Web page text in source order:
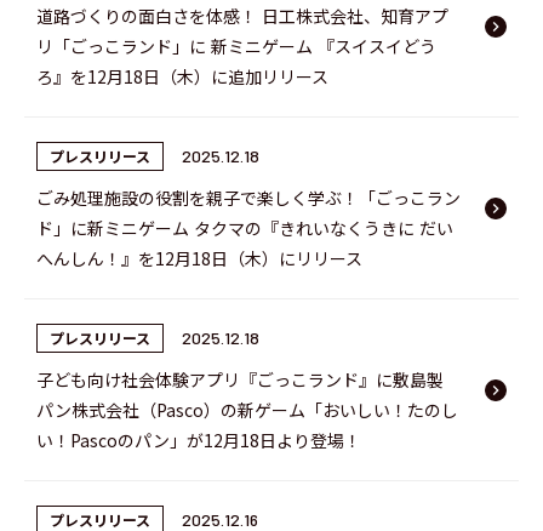
道路づくりの面白さを体感！ 日工株式会社、知育アプ
リ「ごっこランド」に 新ミニゲーム 『スイスイどう
ろ』を12月18日（木）に追加リリース
keyboard_arrow_right
プレスリリース 2025.12.18
ごみ処理施設の役割を親子で楽しく学ぶ！「ごっこラン
ド」に新ミニゲーム タクマの『きれいなくうきに だい
へんしん！』を12月18日（木）にリリース
keyboard_arrow_right
プレスリリース 2025.12.18
子ども向け社会体験アプリ『ごっこランド』に敷島製
パン株式会社（Pasco）の新ゲーム「おいしい！たのし
い！Pascoのパン」が12月18日より登場！
keyboard_arrow_right
プレスリリース 2025.12.16